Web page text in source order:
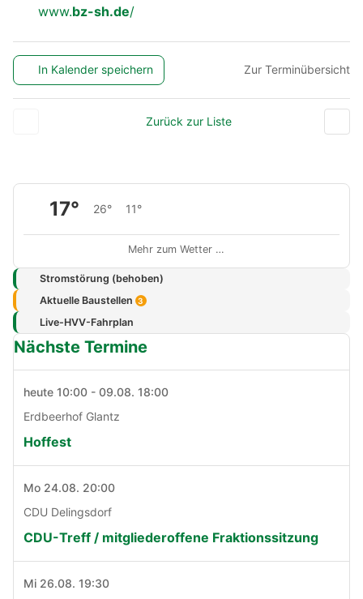
www.bz-sh.de/
In Kalender speichern Zur Terminübersicht
Zurück zur Liste
17° 26° 11°
Mehr zum Wetter …
Stromstörung (behoben)
Aktuelle Baustellen 3
Live-HVV-Fahrplan
Nächste Termine
heute 10:00 - 09.08. 18:00
Erdbeerhof Glantz
Hoffest
Mo 24.08. 20:00
CDU Delingsdorf
CDU-Treff / mitgliederoffene Fraktionssitzung
Mi 26.08. 19:30